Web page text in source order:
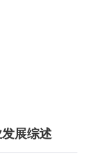
展综述